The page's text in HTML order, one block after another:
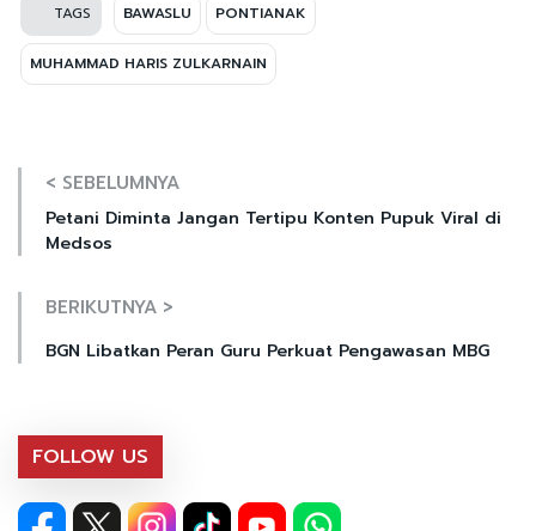
TAGS BAWASLU PONTIANAK
MUHAMMAD HARIS ZULKARNAIN
< SEBELUMNYA
Petani Diminta Jangan Tertipu Konten Pupuk Viral di
Medsos
BERIKUTNYA >
BGN Libatkan Peran Guru Perkuat Pengawasan MBG
FOLLOW US